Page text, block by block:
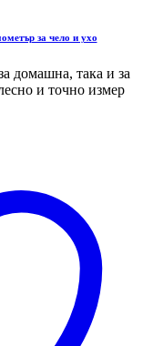
за чело и ухо
домашна, така и за
и точно измер